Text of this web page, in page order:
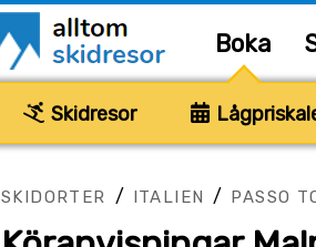
Boka
Skidresor
SKIDORTER / ITALIEN / PASSO